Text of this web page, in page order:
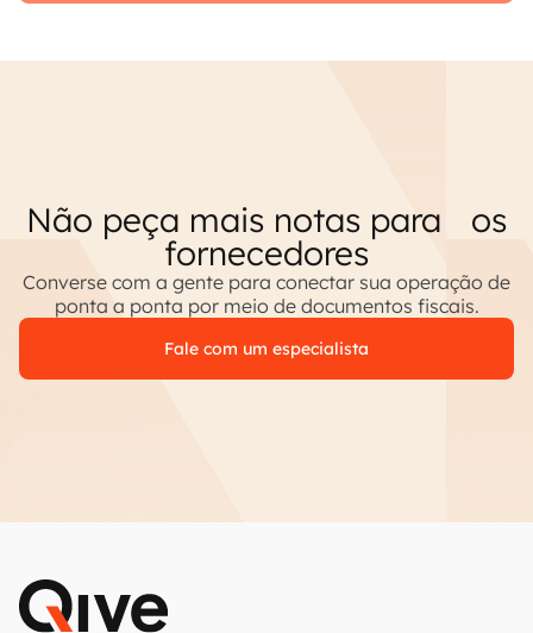
Não peça mais notas para os
fornecedores
Converse com a gente para conectar sua operação de
ponta a ponta por meio de documentos fiscais.
Fale com um especialista